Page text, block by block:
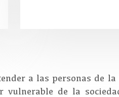
a las personas de
vulnerable de la